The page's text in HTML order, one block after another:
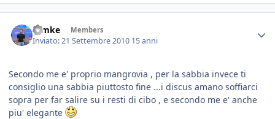
ramke Members
Inviato:21 Settembre 2010 15 anni
Secondo me e' proprio mangrovia , per la sabbia invece ti
consiglio una sabbia piuttosto fine ...i discus amano soffiarci
sopra per far salire su i resti di cibo , e secondo me e' anche
piu' elegante